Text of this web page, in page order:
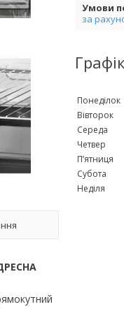
за
Понеділок
Вівторок
Середа
Четвер
Пʼятниця
Субота
Неділя